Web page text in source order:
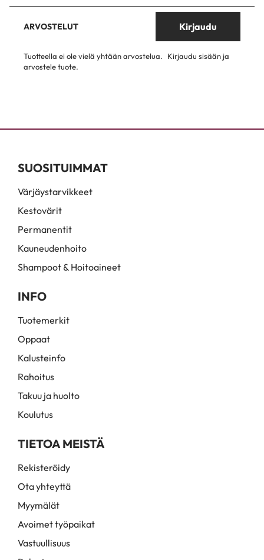
ARVOSTELUT Kirjaudu
Tuotteella ei ole vielä yhtään arvostelua.
Kirjaudu sisään ja
arvostele tuote.
SUOSITUIMMAT
Värjäystarvikkeet
Kestovärit
Permanentit
Kauneudenhoito
Shampoot & Hoitoaineet
INFO
Tuotemerkit
Oppaat
Kalusteinfo
Rahoitus
Takuu ja huolto
Koulutus
TIETOA MEISTÄ
Rekisteröidy
Ota yhteyttä
Myymälät
Avoimet työpaikat
Vastuullisuus